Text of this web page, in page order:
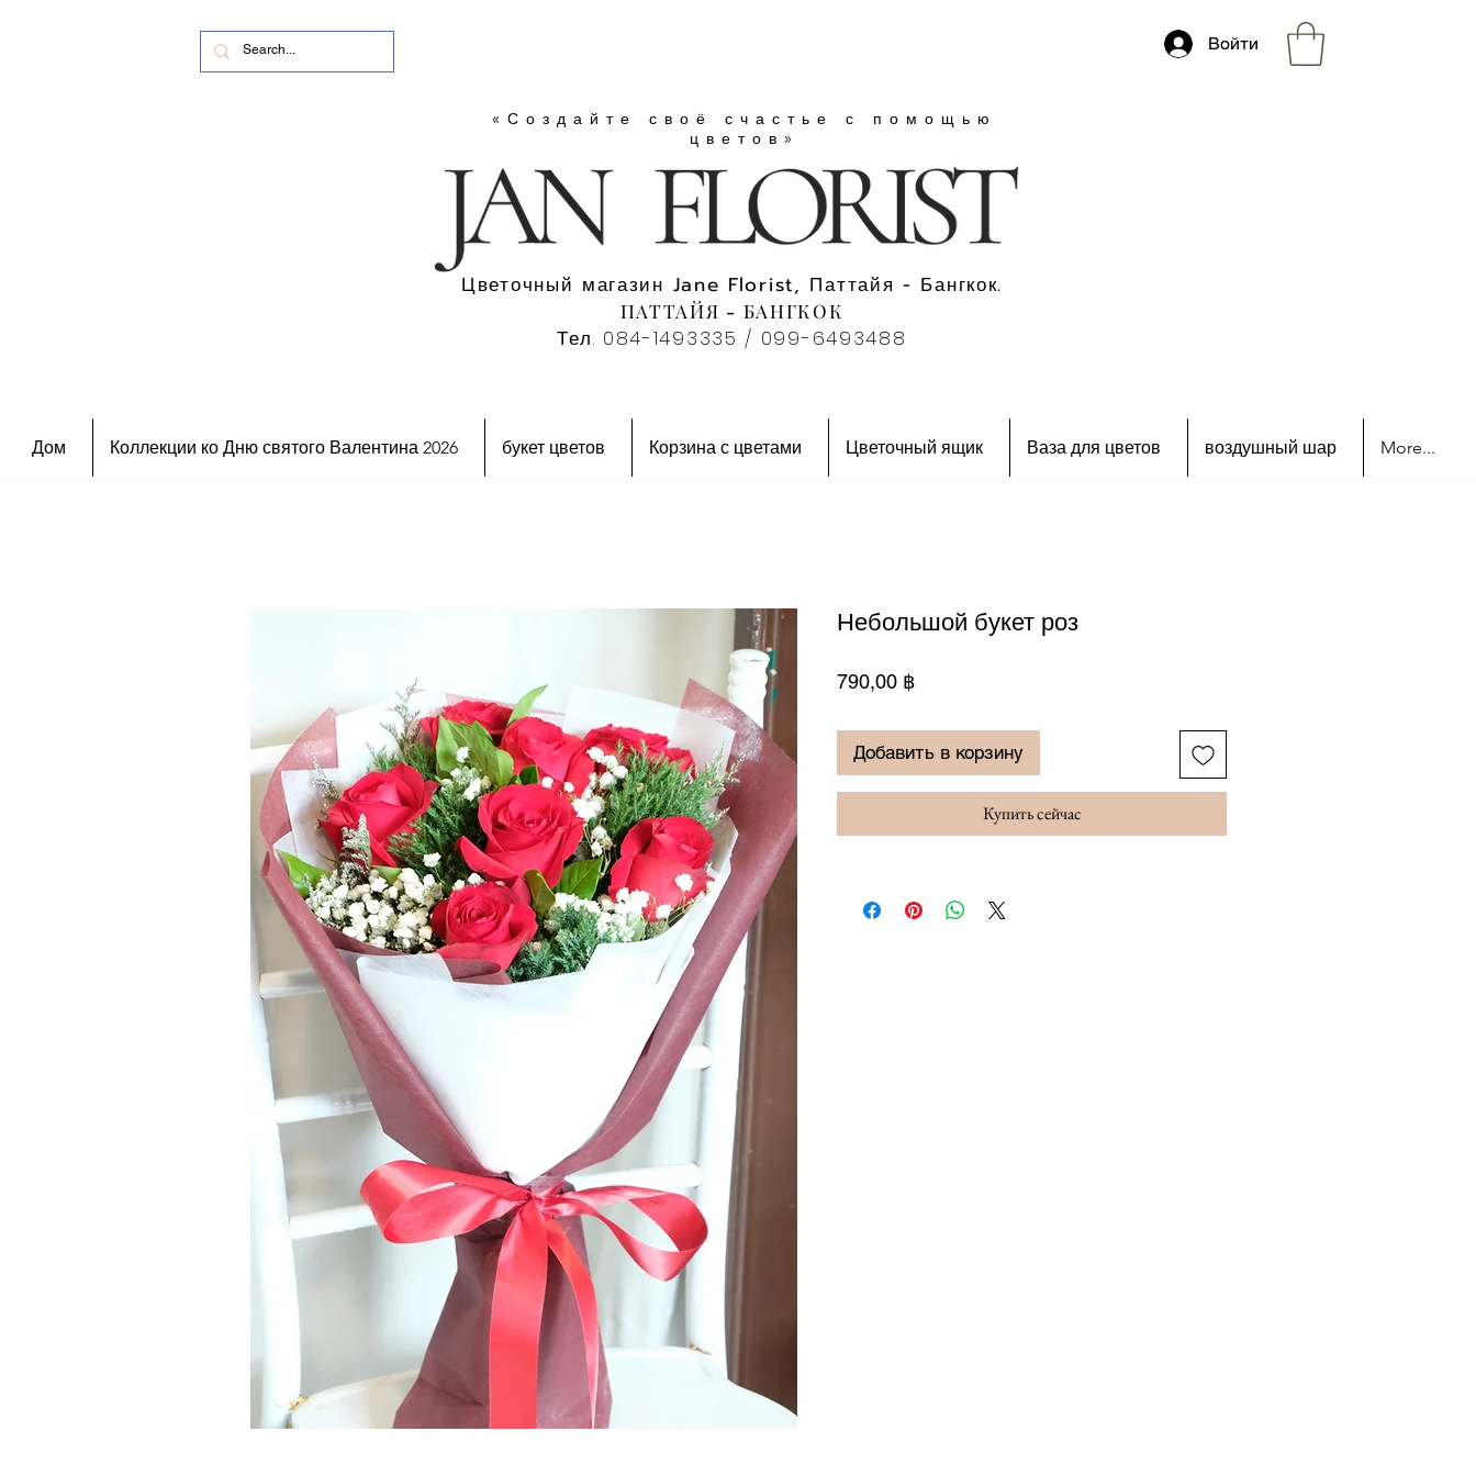
Войти
«Создайте своё счастье с помощью
цветов»
Цветочный магазин Jane Florist, Паттайя - Бангкок.
ПАТТАЙЯ - БАНГКОК
Тел. 084-1493335 / 099-6493488
Дом Коллекции ко Дню святого Валентина 2026 букет цветов Корзина с цветами Цветочный ящик Ваза для цветов воздушный шар More...
Небольшой букет роз
790,00 ฿Цена
Добавить в корзину
Купить сейчас